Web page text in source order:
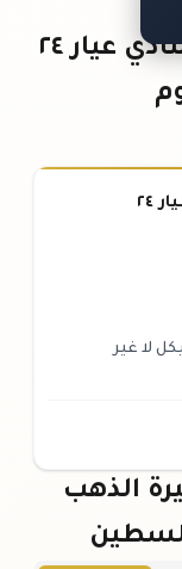
سعر ربع الليرة الذهب الرشادي عيار ٢٤
٢٤
لا غير
الذهب